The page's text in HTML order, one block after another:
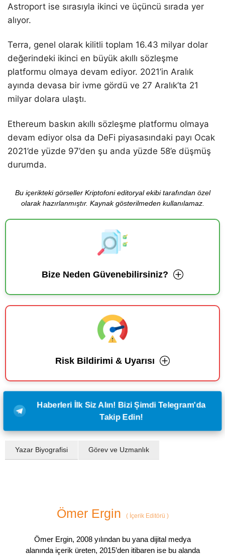
Astroport ise sırasıyla ikinci ve üçüncü sırada yer
alıyor.
Terra, genel olarak kilitli toplam 16.43 milyar dolar
değerindeki ikinci en büyük akıllı sözleşme
platformu olmaya devam ediyor. 2021’in Aralık
ayında devasa bir ivme gördü ve 27 Aralık’ta 21
milyar dolara ulaştı.
Ethereum baskın akıllı sözleşme platformu olmaya
devam ediyor olsa da DeFi piyasasındaki payı Ocak
2021’de yüzde 97’den şu anda yüzde 58’e düşmüş
durumda.
Bu içerikteki görseller Kriptofoni editoryal ekibi tarafından özel
olarak hazırlanmıştır. Kaynak gösterilmeden kullanılamaz.
Bize Neden Güvenebilirsiniz?
Risk Bildirimi & Uyarısı
Haberleri İlk Siz Alın! Bizi Şimdi Telegram'da
Takip Edin!
Yazar Biyografisi Görev ve Uzmanlık
Ömer Ergin (İçerik Editörü )
Ömer Ergin, 2008 yılından bu yana dijital medya
alanında içerik üreten, 2015’den itibaren ise bu alanda